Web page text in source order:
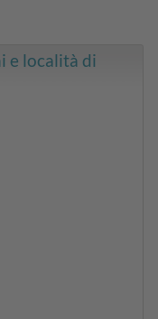
e località di